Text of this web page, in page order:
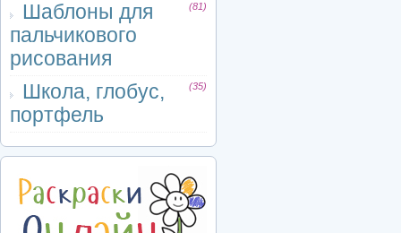
Шаблоны для
пальчикового
рисования
(81)
Школа, глобус,
портфель
(35)